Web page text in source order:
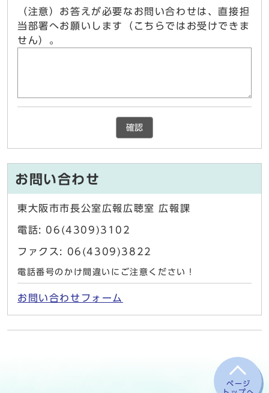
（注意）お答えが必要なお問い合わせは、直接担
当部署へお願いします（こちらではお受けできま
せん）。
確認
お問い合わせ
東大阪市市長公室広報広聴室 広報課
電話: 06(4309)3102
ファクス: 06(4309)3822
電話番号のかけ間違いにご注意ください！
お問い合わせフォーム
ページ